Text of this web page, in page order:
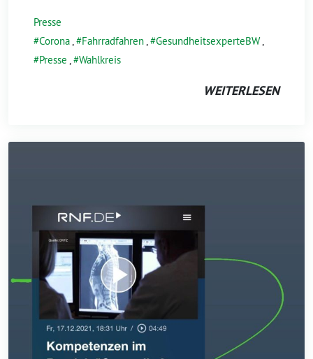
Presse
Corona, Fahrradfahren, GesundheitsexperteBW,
Presse , Wahlkreis
WEITERLESEN